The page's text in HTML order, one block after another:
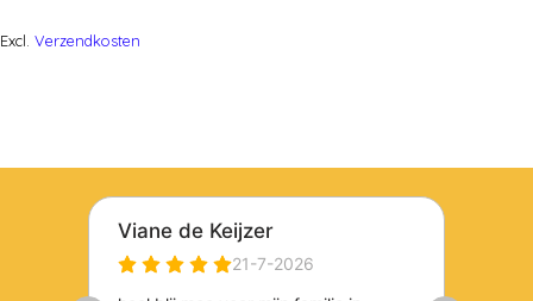
Excl. Verzendkosten